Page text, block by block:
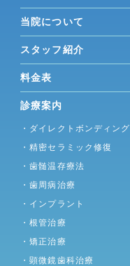
当院について
スタッフ紹介
料金表
診療案内
・ダイレクトボンディング
・精密セラミック修復
・歯髄温存療法
・歯周病治療
・インプラント
・根管治療
・矯正治療
・顕微鏡歯科治療